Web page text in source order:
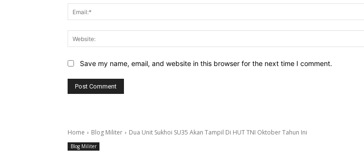
Save my name, email, and website in this browser for the next time I comment.